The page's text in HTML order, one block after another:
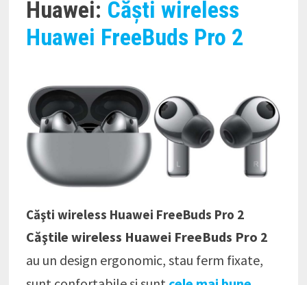
Huawei: Căşti wireless
Huawei FreeBuds Pro 2
Căşti wireless Huawei FreeBuds Pro 2
Căştile wireless Huawei FreeBuds Pro 2
au un design ergonomic, stau ferm fixate,